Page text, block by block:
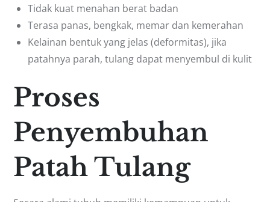
Tidak kuat menahan berat badan
Terasa panas, bengkak, memar dan kemerahan
Kelainan bentuk yang jelas (deformitas), jika
patahnya parah, tulang dapat menyembul di kulit
Proses
Penyembuhan
Patah Tulang